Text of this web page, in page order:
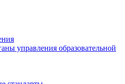
управления образовательной